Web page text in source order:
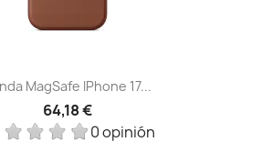
MagSafe IPhone 17...
64,18 €
0 opinión